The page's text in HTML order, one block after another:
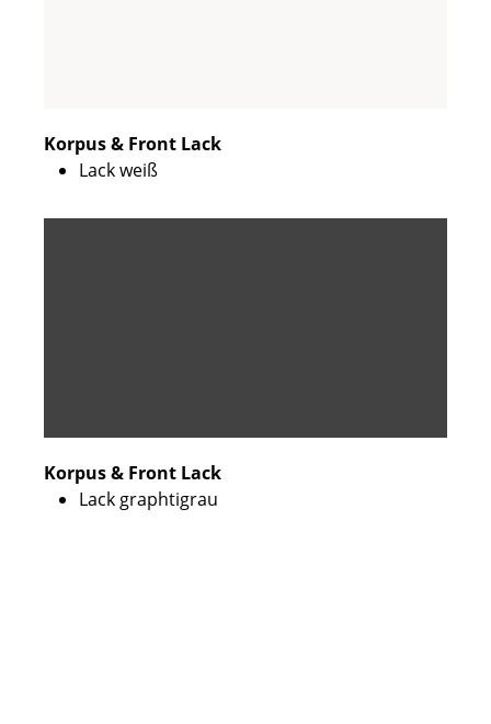
Korpus & Front Lack
Lack weiß
Korpus & Front Lack
Lack graphtigrau